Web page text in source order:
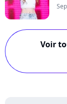
Voir